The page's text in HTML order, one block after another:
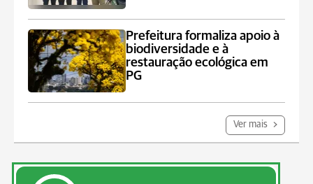
Prefeitura formaliza apoio à
biodiversidade e à
restauração ecológica em
PG
Ver mais